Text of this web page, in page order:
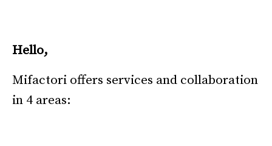
Hello,
Mifactori offers services and collaboration
in 4 areas: